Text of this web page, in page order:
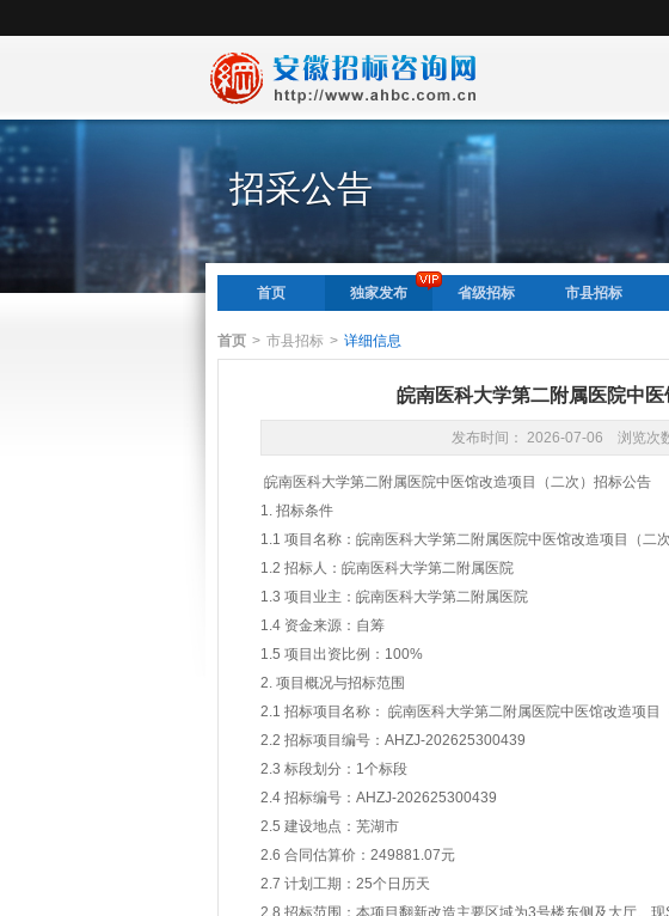
招采公告
首页 独家发布 省级招标 市县招标
首页 > 市县招标 > 详细信息
皖南医科大学第二附属医院中
发布时间： 2026-07-06 浏览次
皖南医科大学第二附属医院中医馆改造项目（二次）招标公告
1. 招标条件
1.1 项目名称：皖南医科大学第二附属医院中医馆改造项目（二次
1.2 招标人：皖南医科大学第二附属医院
1.3 项目业主：皖南医科大学第二附属医院
1.4 资金来源：自筹
1.5 项目出资比例：100%
2. 项目概况与招标范围
2.1 招标项目名称： 皖南医科大学第二附属医院中医馆改造项目
2.2 招标项目编号：AHZJ-202625300439
2.3 标段划分：1个标段
2.4 招标编号：AHZJ-202625300439
2.5 建设地点：芜湖市
2.6 合同估算价：249881.07元
2.7 计划工期：25个日历天
2.8 招标范围：本项目翻新改造主要区域为3号楼东侧及大厅、